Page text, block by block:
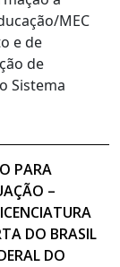
MEC
e de
de
Sistema
PARA
–
DO BRASIL
DO